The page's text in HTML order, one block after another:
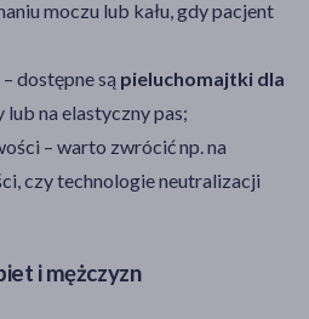
moczu lub kału, gdy pacjent
dostępne są pieluchomajtki dla
lub na elastyczny pas;
– warto zwrócić np. na
czy technologie neutralizacji
i mężczyzn